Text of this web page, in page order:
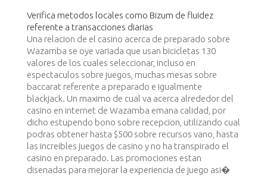
Verifica metodos locales como Bizum de fluidez
referente a transacciones diarias
Una relacion de el casino acerca de preparado sobre
Wazamba se oye variada que usan bicicletas 130
valores de los cuales seleccionar, incluso en
espectaculos sobre juegos, muchas mesas sobre
baccarat referente a preparado e igualmente
blackjack. Un maximo de cual va acerca alrededor del
casino en internet de Wazamba emana calidad, por
dicho estupendo bono sobre recepcion, utilizando cual
podras obtener hasta $500 sobre recursos vano, hasta
las increibles juegos de casino y no ha transpirado el
casino en preparado. Las promociones estan
disenadas para mejorar la experiencia de juego asi�